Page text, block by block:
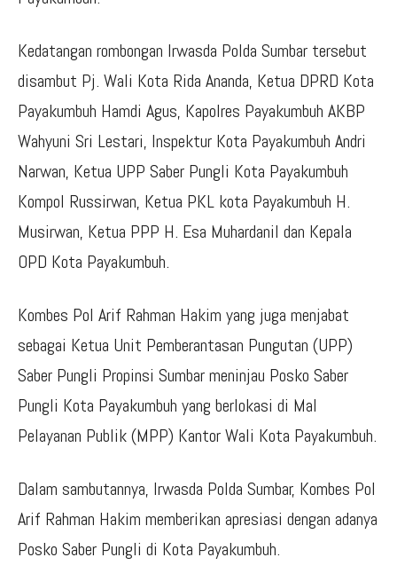
Kedatangan rombongan Irwasda Polda Sumbar tersebut
disambut Pj. Wali Kota Rida Ananda, Ketua DPRD Kota
Payakumbuh Hamdi Agus, Kapolres Payakumbuh AKBP
Wahyuni Sri Lestari, Inspektur Kota Payakumbuh Andri
Narwan, Ketua UPP Saber Pungli Kota Payakumbuh
Kompol Russirwan, Ketua PKL kota Payakumbuh H.
Musirwan, Ketua PPP H. Esa Muhardanil dan Kepala
OPD Kota Payakumbuh.
Kombes Pol Arif Rahman Hakim yang juga menjabat
sebagai Ketua Unit Pemberantasan Pungutan (UPP)
Saber Pungli Propinsi Sumbar meninjau Posko Saber
Pungli Kota Payakumbuh yang berlokasi di Mal
Pelayanan Publik (MPP) Kantor Wali Kota Payakumbuh.
Dalam sambutannya, Irwasda Polda Sumbar, Kombes Pol
Arif Rahman Hakim memberikan apresiasi dengan adanya
Posko Saber Pungli di Kota Payakumbuh.